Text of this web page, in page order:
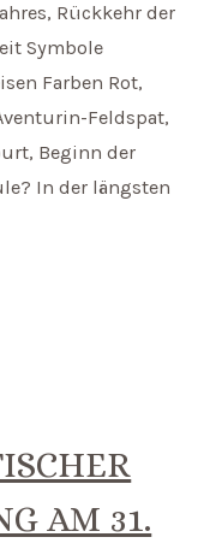
Rückkehr der
Symbole
Farben Rot,
Feldspat,
Beginn der
In der längsten
AM 31.